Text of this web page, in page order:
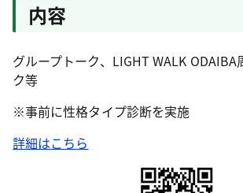
内容
グループトーク、LIGHT WALK
ク等
※事前に性格タイプ診断を実施
詳細はこちら